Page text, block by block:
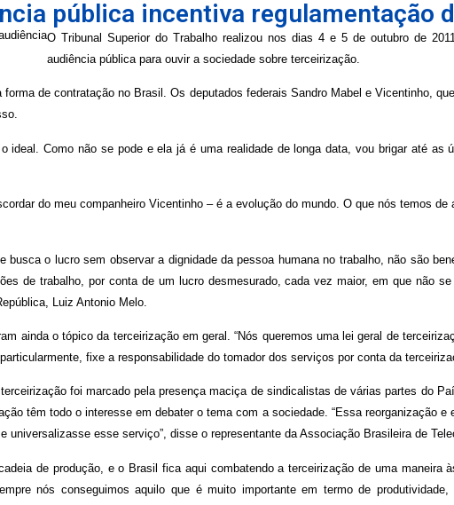
pública incentiva regulamentação
O Tribunal Superior do Trabalho realizou nos dias 4 e 5 de outubro de
audiência pública para ouvir a sociedade sobre terceirização.
de contratação no Brasil. Os deputados federais Sandro Mabel e Vicentinho,
ideal. Como não se pode e ela já é uma realidade de longa data, vou brigar até as
do meu companheiro Vicentinho – é a evolução do mundo. O que nós temos
busca o lucro sem observar a dignidade da pessoa humana no trabalho, não são
de trabalho, por conta de um lucro desmesurado, cada vez maior, em que não
Luiz Antonio Melo.
ainda o tópico da terceirização em geral. “Nós queremos uma lei geral de
fixe a responsabilidade do tomador dos serviços por conta da
foi marcado pela presença maciça de sindicalistas de várias partes do
têm todo o interesse em debater o tema com a sociedade. “Essa reorganização
universalizasse esse serviço”, disse o representante da Associação Brasileira de
de produção, e o Brasil fica aqui combatendo a terceirização de uma maneira
nós conseguimos aquilo que é muito importante em termo de